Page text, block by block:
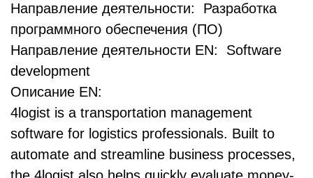
Направление деятельности: Разработка
программного обеспечения (ПО)
Направление деятельности EN: Software
development
Описание EN:
4logist is a transportation management
software for logistics professionals. Built to
automate and streamline business processes,